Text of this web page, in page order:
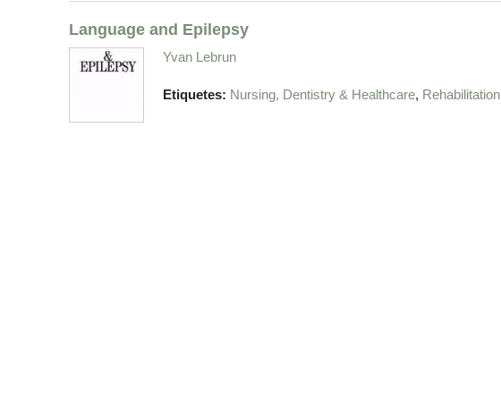
Language and Epilepsy
Yvan Lebrun
Etiquetes: Nursing, Dentistry & Healthcare, Rehabilitation